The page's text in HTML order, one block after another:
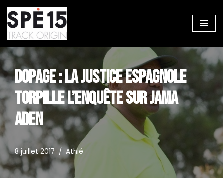
Aller
au
contenu
DOPAGE : LA JUSTICE ESPAGNOLE
TORPILLE L’ENQUÊTE SUR JAMA
ADEN
8 juillet 2017 Athlé